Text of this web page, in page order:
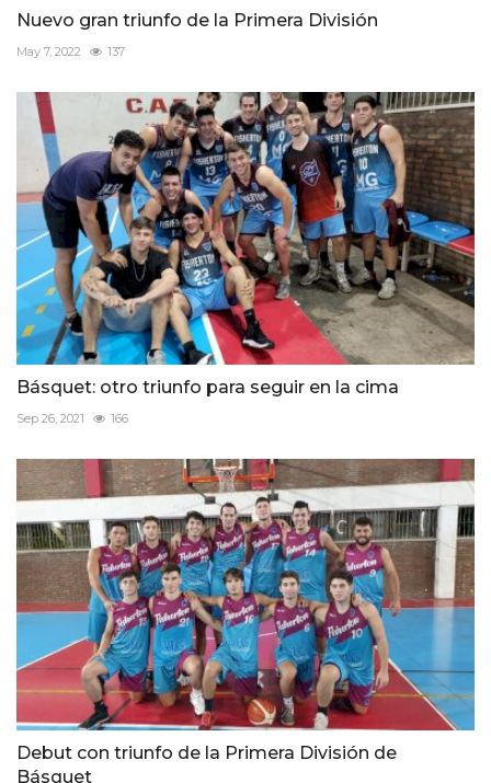
Nuevo gran triunfo de la Primera División
May 7, 2022 137
Básquet: otro triunfo para seguir en la cima
Sep 26, 2021 166
Debut con triunfo de la Primera División de
Básquet